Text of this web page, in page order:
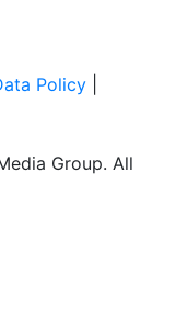
Policy
Group. All